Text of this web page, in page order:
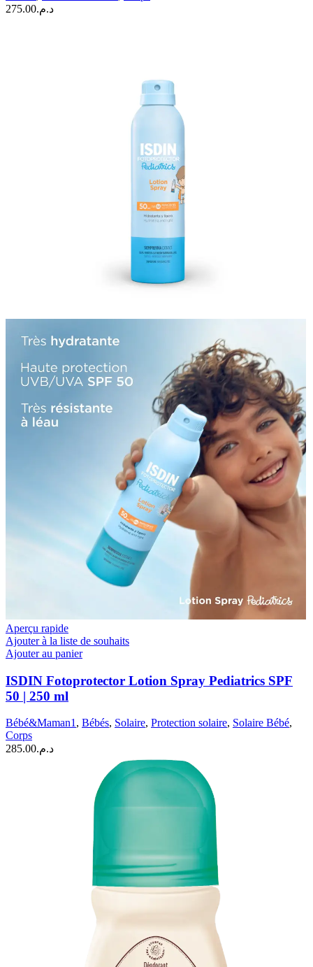
د.م.275.00
Aperçu rapide
Ajouter à la liste de souhaits
Ajouter au panier
ISDIN Fotoprotector Lotion Spray Pediatrics SPF
50 | 250 ml
Bébé&Maman1 , Bébés, Solaire, Protection solaire, Solaire Bébé,
Corps
د.م.285.00